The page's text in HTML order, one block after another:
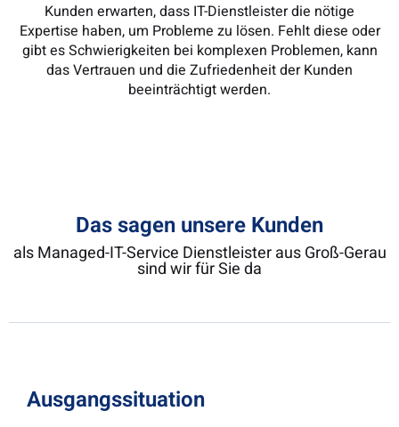
Kunden erwarten, dass IT-Dienstleister die nötige
Expertise haben, um Probleme zu lösen. Fehlt diese oder
gibt es Schwierigkeiten bei komplexen Problemen, kann
das Vertrauen und die Zufriedenheit der Kunden
beeinträchtigt werden.
Das sagen unsere Kunden
als Managed-IT-Service Dienstleister aus Groß-Gerau
sind wir für Sie da
Ausgangssituation